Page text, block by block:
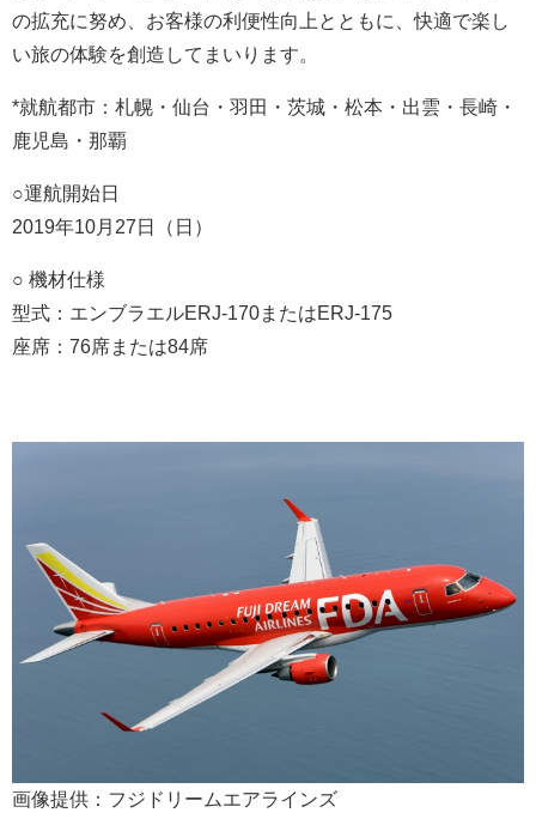
の拡充に努め、お客様の利便性向上とともに、快適で楽し
い旅の体験を創造してまいります。
*就航都市：札幌・仙台・羽田・茨城・松本・出雲・長崎・
鹿児島・那覇
○運航開始日
2019年10月27日（日）
○ 機材仕様
型式：エンブラエルERJ-170またはERJ-175
座席：76席または84席
画像提供：フジドリームエアラインズ